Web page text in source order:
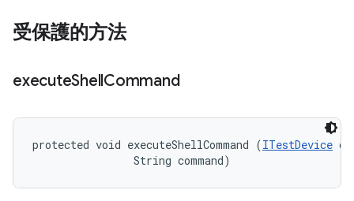
受保護的方法
executeShellCommand
protected void executeShellCommand (ITestDevice
                String command)